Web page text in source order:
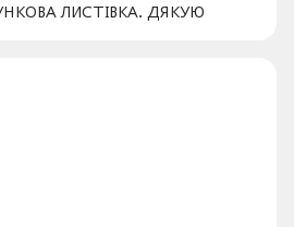
ЛИСТІВКА. ДЯКУЮ